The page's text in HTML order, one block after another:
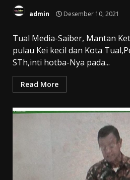
admin Desember 10, 2021
Tual Media-Saiber, Mantan
pulau Kei kecil dan Kota
STh,inti hotba-Nya pada...
Read More